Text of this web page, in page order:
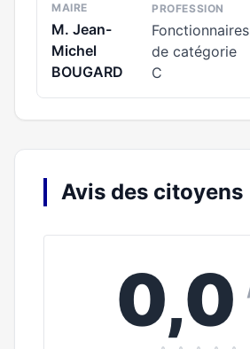
MAIRE
M. Jean-
Michel
BOUGARD
PROFESSION
Fonctionnaires
de catégorie
C
Avis des citoyens
0,0